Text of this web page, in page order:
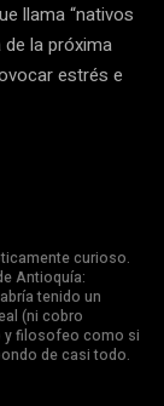
llama “nativos
la próxima
estrés e
curioso.
Antioquía:
tenido un
(ni cobro
y filosofeo como si
de casi todo.